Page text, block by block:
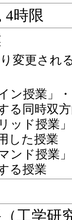
4時限
変更され
ン授業」
る同時双
ッド授業
した授業
ンド授業
る授業
工学研